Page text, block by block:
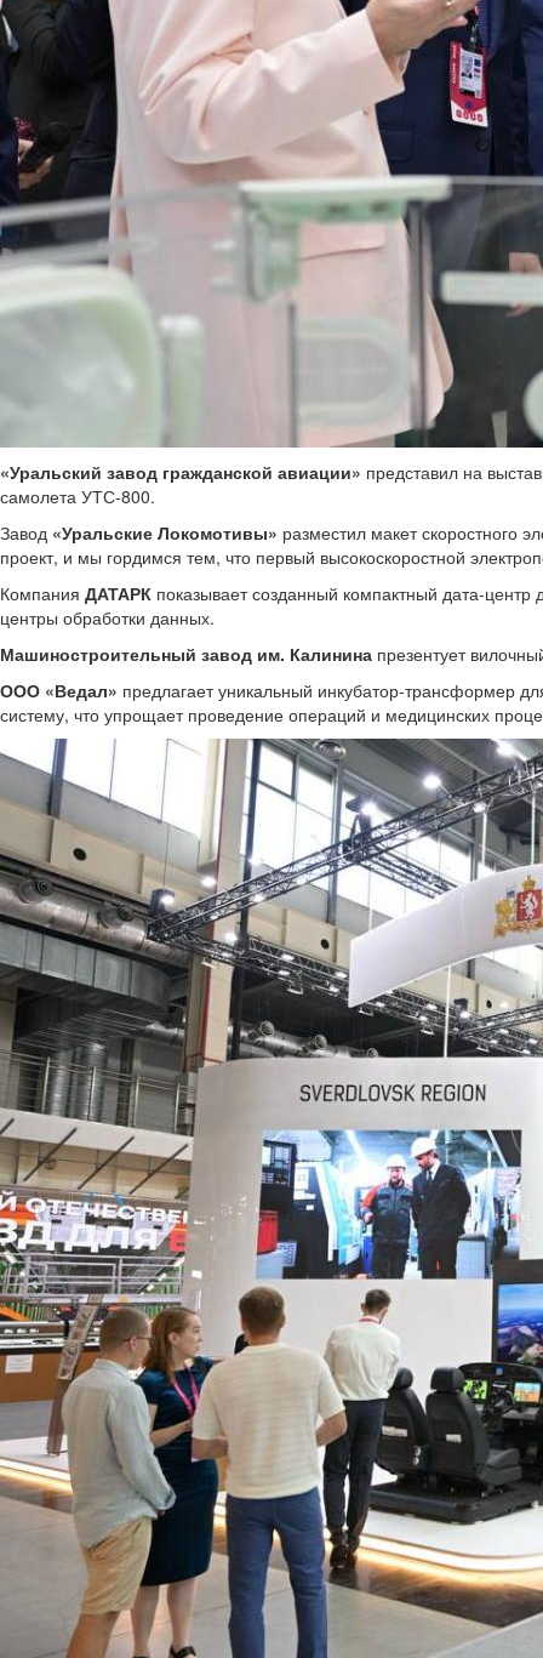
«Уральский завод гражданской авиации» представил на
самолета УТС-800.
Завод «Уральские Локомотивы» разместил макет скоростного
проект, и мы гордимся тем, что первый высокоскоростной
Компания ДАТАРК показывает созданный компактный дата-
центры обработки данных.
Машиностроительный завод им. Калинина презентует
ООО «Ведал» предлагает уникальный инкубатор-трансформер
систему, что упрощает проведение операций и медицинских